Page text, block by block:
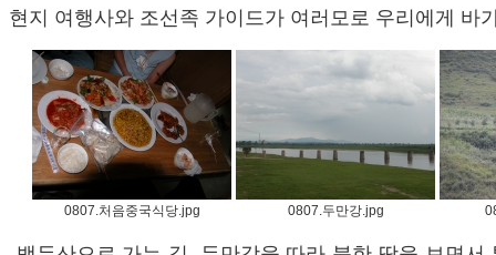
현지 여행사와 조선족 가이드가 여러모로 우리에게 바
0807.처음중국식당.jpg 0807.두만강.jpg